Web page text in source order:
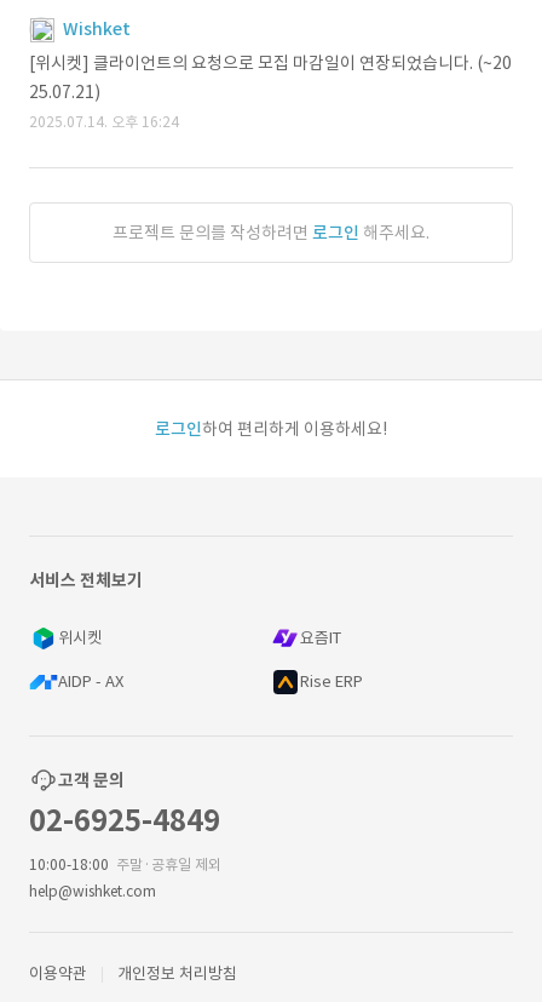
Wishket
[위시켓] 클라이언트의 요청으로 모집 마감일이 연장되었습니다. (~20
25.07.21)
2025.07.14. 오후 16:24
프로젝트 문의를 작성하려면 로그인 해주세요.
로그인하여 편리하게 이용하세요!
서비스 전체보기
위시켓 요즘IT
AIDP - AX Rise ERP
고객 문의
02-6925-4849
10:00-18:00 주말·공휴일 제외
help@wishket.com
이용약관 개인정보 처리방침